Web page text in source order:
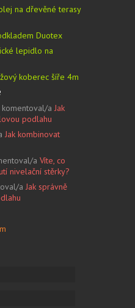
na dřevěné terasy
Duotex
lepidlo na
koberec šíře 4m
komentoval/a Jak
podlahu
Jak kombinovat
a Víte, co
nivelační stěrky?
a Jak správně